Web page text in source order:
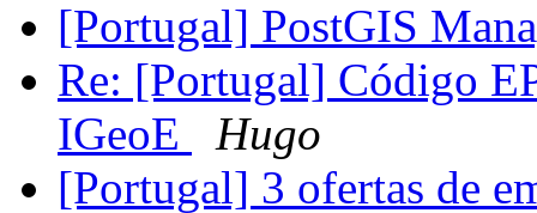
[Portugal] PostGIS
Re: [Portugal] Código
IGeoE
Hugo
[Portugal] 3 ofertas de